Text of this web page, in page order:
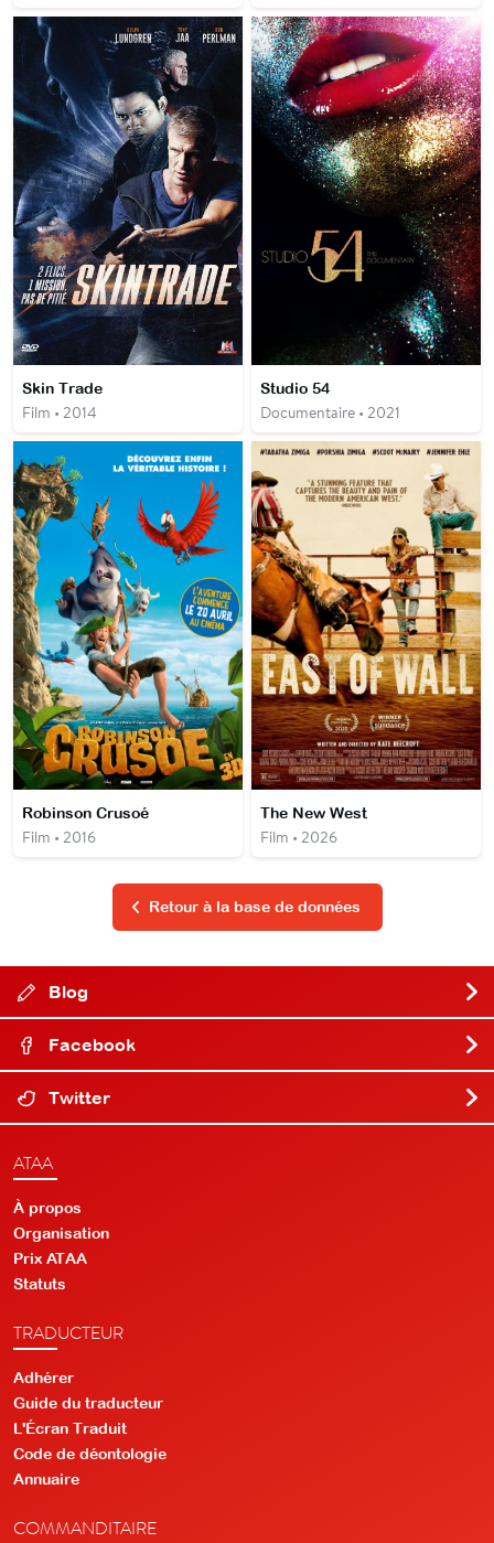
Skin Trade
Film • 2014
Studio 54
Documentaire • 2021
Robinson Crusoé
Film • 2016
The New West
Film • 2026
Retour à la base de données
Blog
Facebook
Twitter
ATAA
À propos
Organisation
Prix ATAA
Statuts
TRADUCTEUR
Adhérer
Guide du traducteur
L'Écran Traduit
Code de déontologie
Annuaire
COMMANDITAIRE